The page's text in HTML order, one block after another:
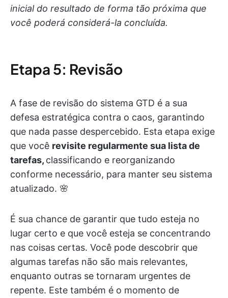
inicial do resultado de forma tão próxima que
você poderá considerá-la concluída.
Etapa 5: Revisão
A fase de revisão do sistema GTD é a sua
defesa estratégica contra o caos, garantindo
que nada passe despercebido. Esta etapa exige
que você revisite regularmente sua lista de
tarefas, classificando e reorganizando
conforme necessário, para manter seu sistema
atualizado. 🌸
É sua chance de garantir que tudo esteja no
lugar certo e que você esteja se concentrando
nas coisas certas. Você pode descobrir que
algumas tarefas não são mais relevantes,
enquanto outras se tornaram urgentes de
repente. Este também é o momento de